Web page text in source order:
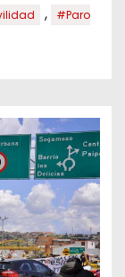
,
#Paro